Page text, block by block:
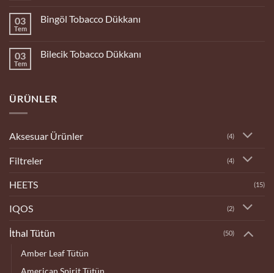
Tobacco
03
Tem
Bingöl Tobacco Dükkanı
Tobacco
03
Tem
Bilecik Tobacco Dükkanı
Dükkanı
ÜRÜNLER
Aksesuar Ürünler (4)
Filtreler (4)
HEETS (15)
IQOS (2)
İthal Tütün (50)
Amber Leaf Tütün